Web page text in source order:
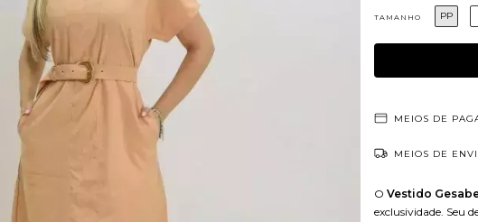
TAMANHO PP
MEIOS DE
MEIOS DE
O Vestido
exclusividade. Seu